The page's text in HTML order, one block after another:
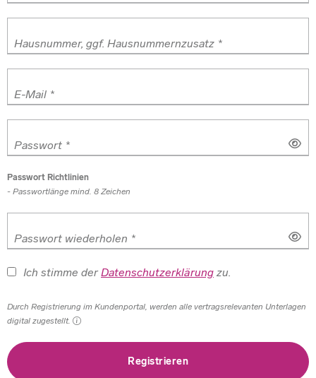
Hausnummer, ggf. Hausnummernzusatz *
E-Mail *
Passwort *
Passwort Richtlinien
Passwortlänge mind. 8 Zeichen
Passwort wiederholen *
Ich stimme derDatenschutzerklärung zu.
Durch Registrierung im Kundenportal, werden alle vertragsrelevanten Unterlagen
digital zugestellt.
Registrieren